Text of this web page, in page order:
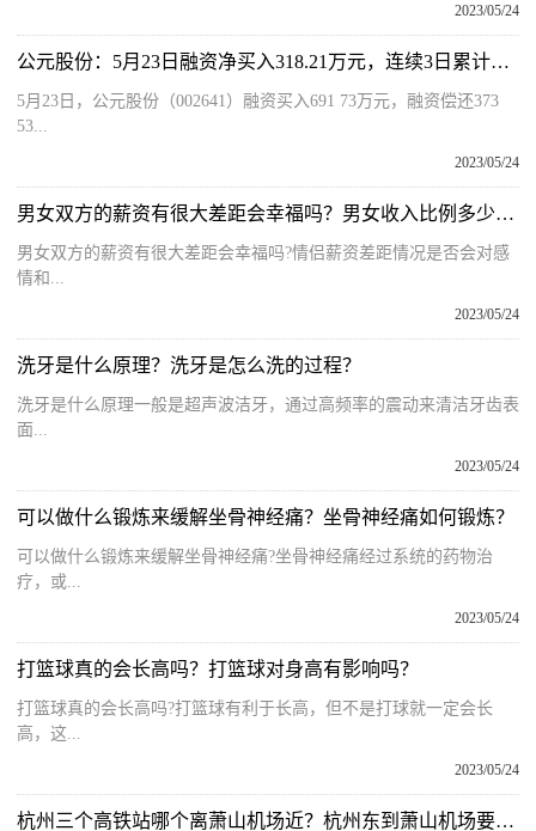
2023/05/24
公元股份：5月23日融资净买入318.21万元，连续3日累计净买入578.92万元
5月23日，公元股份（002641）融资买入691 73万元，融资偿还373
53...
2023/05/24
男女双方的薪资有很大差距会幸福吗？男女收入比例多少最幸福？
男女双方的薪资有很大差距会幸福吗?情侣薪资差距情况是否会对感
情和...
2023/05/24
洗牙是什么原理？洗牙是怎么洗的过程？
洗牙是什么原理一般是超声波洁牙，通过高频率的震动来清洁牙齿表
面...
2023/05/24
可以做什么锻炼来缓解坐骨神经痛？坐骨神经痛如何锻炼？
可以做什么锻炼来缓解坐骨神经痛?坐骨神经痛经过系统的药物治
疗，或...
2023/05/24
打篮球真的会长高吗？打篮球对身高有影响吗？
打篮球真的会长高吗?打篮球有利于长高，但不是打球就一定会长
高，这...
2023/05/24
杭州三个高铁站哪个离萧山机场近？杭州东到萧山机场要多久？